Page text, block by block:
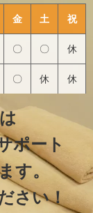
金 土 祝
〇 〇 休
〇 休 休
ポート
す。
さい！